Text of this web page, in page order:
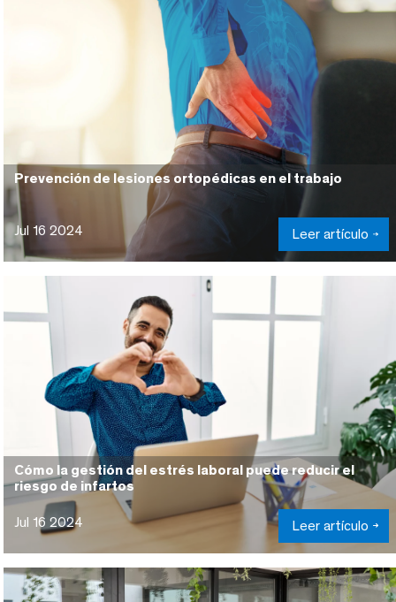
Prevención de lesiones ortopédicas en el trabajo
Jul 16 2024 Leer artículo
Cómo la gestión del estrés laboral puede reducir el
riesgo de infartos
Jul 16 2024 Leer artículo